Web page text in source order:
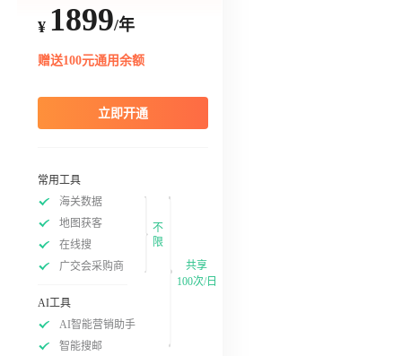
¥ 1899/年
赠送100元通用余额
立即开通
常用工具
海关数据
地图获客
在线搜
广交会采购商
不
限
AI工具
AI智能营销助手
智能搜邮
共享
100次/日